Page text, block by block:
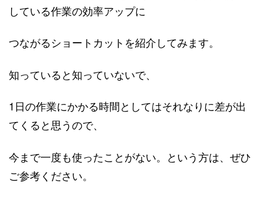
している作業の効率アップに
つながるショートカットを紹介してみます。
知っていると知っていないで、
1日の作業にかかる時間としてはそれなりに差が出
てくると思うので、
今まで一度も使ったことがない。という方は、ぜひ
ご参考ください。